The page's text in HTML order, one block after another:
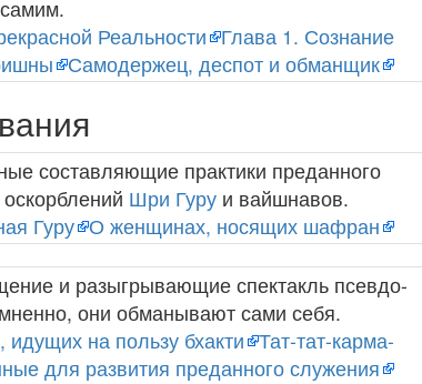
Реальности Глава 1. Сознание
Самодержец, деспот и обманщик
составляющие практики преданного
Шри Гуру и вайшнавов.
Гуру О женщинах, носящих шафран
и разыгрывающие спектакль псевдо-
они обманывают сами себя.
идущих на пользу бхакти Тат-тат-карма-
для развития преданного служения